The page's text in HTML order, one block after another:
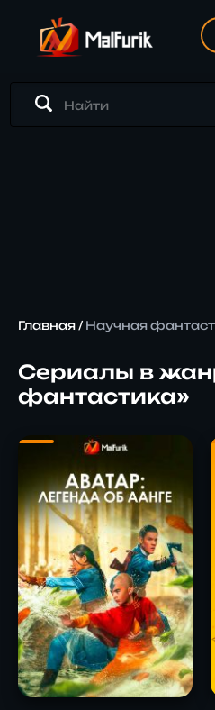
Главная/ Научная
Сериалы в
фантастика»